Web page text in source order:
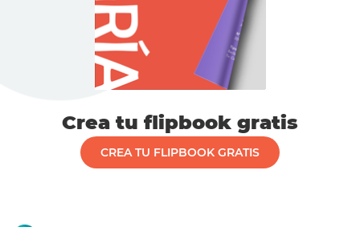
Crea tu flipbook gratis
CREA TU FLIPBOOK GRATIS